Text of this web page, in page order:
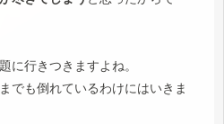
に行きつきますよね。
でも倒れているわけにはいきま